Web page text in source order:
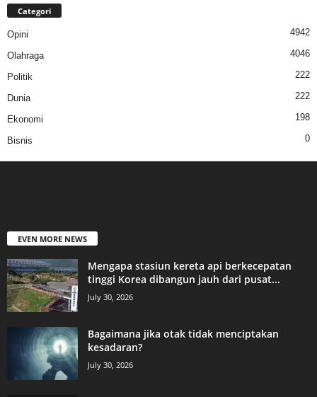
Categori
Opini 4942
Olahraga 4046
Politik 222
Dunia 222
Ekonomi 198
Bisnis 0
EVEN MORE NEWS
Mengapa stasiun kereta api berkecepatan
tinggi Korea dibangun jauh dari pusat...
July 30, 2026
Bagaimana jika otak tidak menciptakan
kesadaran?
July 30, 2026